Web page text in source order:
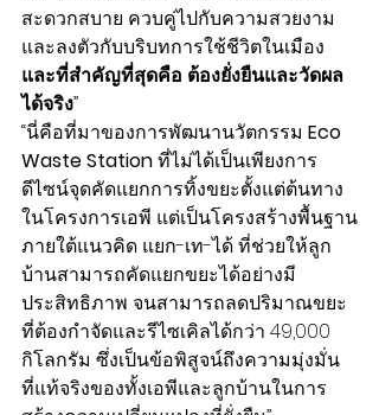
สะดวกสบาย ควบคู่ไปกับความสวยงาม
และลงตัวกับบริบทการใช้ชีวิตในเมือง
และที่สำคัญที่สุดคือ ต้องยั่งยืนและวัดผล
ได้จริง”
“นี่คือที่มาของการพัฒนานวัตกรรม Eco
Waste Station ที่ไม่ได้เป็นเพียงการ
ดีไซน์จุดคัดแยกการทิ้งขยะตั้งแต่ต้นทาง
ในโครงการเอพี แต่เป็นโครงสร้างพื้นฐาน
ภายใต้แนวคิด แยก-เท-ได้ ที่ช่วยให้ลูก
บ้านสามารถคัดแยกขยะได้อย่างมี
ประสิทธิภาพ จนสามารถลดปริมาณขยะ
ที่ต้องกำจัดและรีไซเคิลได้กว่า 49,000
กิโลกรัม ซึ่งเป็นข้อพิสูจน์ถึงความมุ่งมั่น
ที่แท้จริงของทั้งเอพีและลูกบ้านในการ